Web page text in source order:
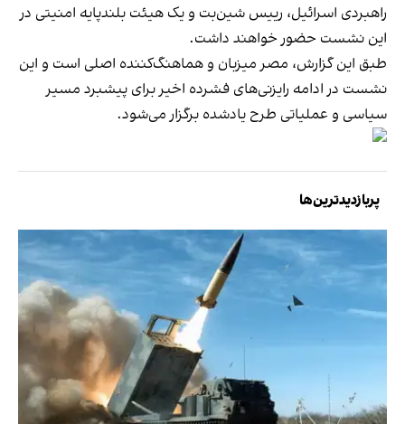
راهبردی اسرائیل، رییس شین‌بت و یک هیئت بلندپایه امنیتی در
این نشست حضور خواهند داشت.
طبق این گزارش، مصر میزبان و هماهنگ‌کننده اصلی است و این
نشست در ادامه رایزنی‌های فشرده اخیر برای پیشبرد مسیر
سیاسی و عملیاتی طرح یادشده برگزار می‌شود.
پربازدیدترین‌ها